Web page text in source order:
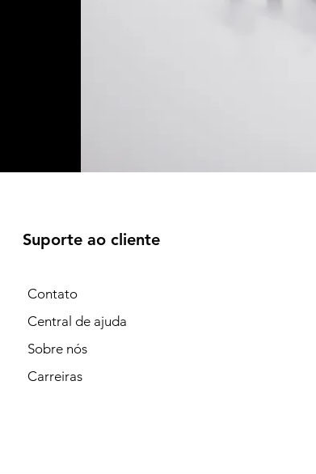
Suporte ao cliente
Contato
Central de ajuda
Sobre nós
Carreiras